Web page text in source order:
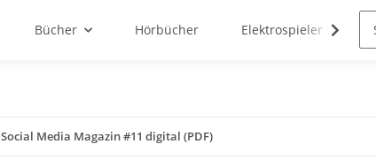
Bücher Hörbücher Elektrospieler
Social Media Magazin #11 digital (PDF)